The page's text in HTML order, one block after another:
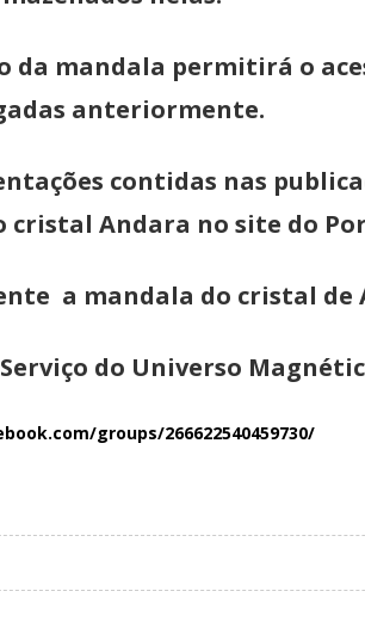
mandala permitirá o
anteriormente.
contidas nas
Andara no site do
a mandala do cristal de
do Universo
groups/266622540459730/